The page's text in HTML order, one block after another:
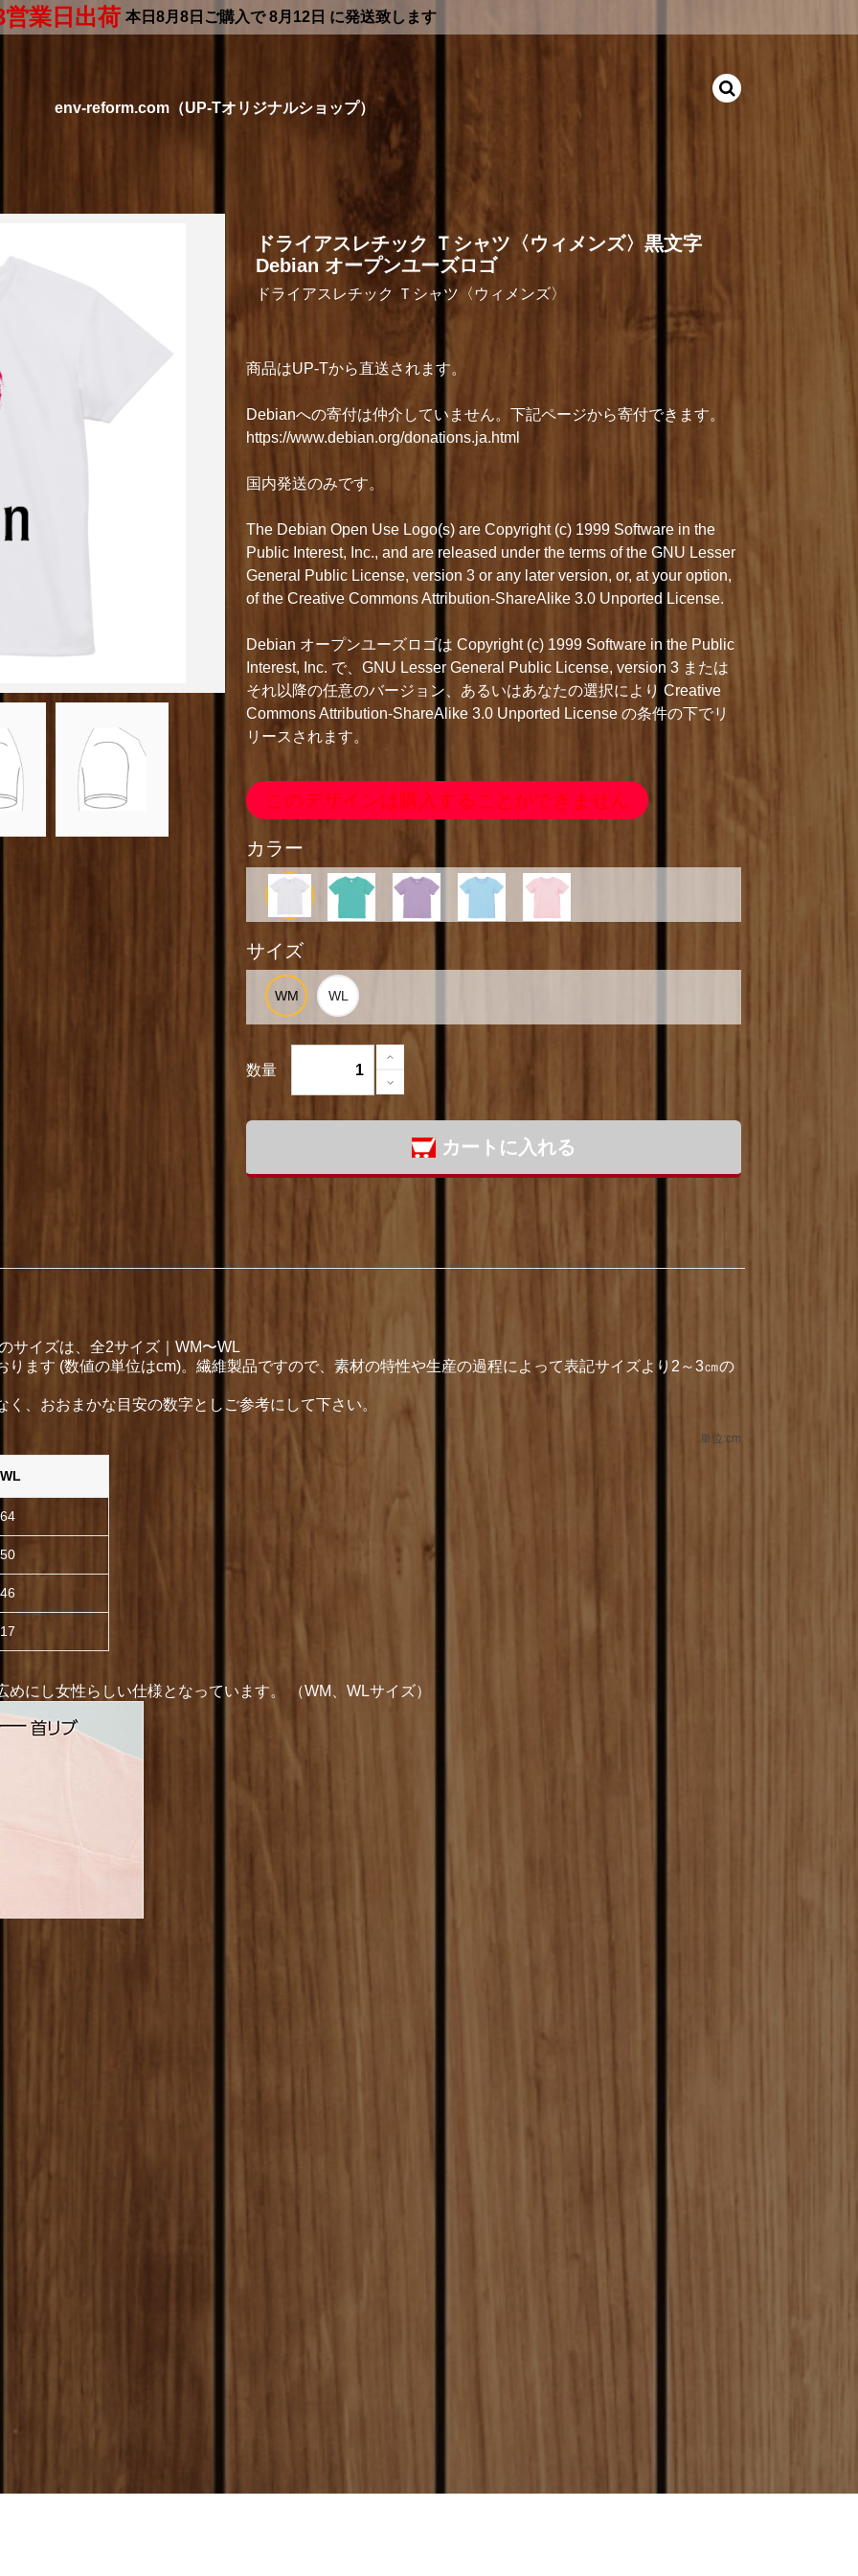
営業日出荷 本日 8月8日 ご購入で8月12日 に発送致します
env-reform.com（UP-Tオリジナルショップ）
ドライアスレチック Ｔシャツ〈ウィメンズ〉黒文字
Debian オープンユーズロゴ
ドライアスレチック Ｔシャツ〈ウィメンズ〉
商品はUP-Tから直送されます。
Debianへの寄付は仲介していません。下記ページから寄付できます。
https://www.debian.org/donations.ja.html
国内発送のみです。
The Debian Open Use Logo(s) are Copyright (c) 1999 Software in the
Public Interest, Inc., and are released under the terms of the GNU Lesser
General Public License, version 3 or any later version, or, at your option,
of the Creative Commons Attribution-ShareAlike 3.0 Unported License.
Debian オープンユーズロゴは Copyright (c) 1999 Software in the Public
Interest, Inc. で、GNU Lesser General Public License, version 3 または
それ以降の任意のバージョン、あるいはあなたの選択により Creative
Commons Attribution-ShareAlike 3.0 Unported License の条件の下でリ
リースされます。
このデザインは購入することができません
カラー
サイズ
数量
カートに入れる
サイズは、全2サイズ｜WM〜WL
ます (数値の単位はcm)。繊維製品ですので、素材の特性や生産の過程によって表記サイズより2～3㎝の
、おおまかな目安の数字としご参考にして下さい。
単位:cm
WL
64
50
46
17
にし女性らしい仕様となっています。 （WM、WLサイズ）